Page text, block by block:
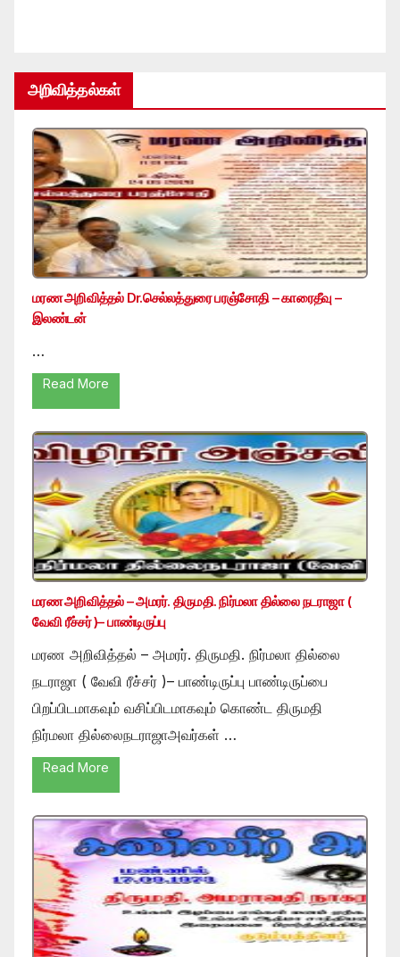
அறிவித்தல்கள்
மரண அறிவித்தல் Dr.செல்லத்துரை பரஞ்சோதி – காரைதீவு –
இலண்டன்
…
Read More
மரண அறிவித்தல் – அமரர். திருமதி. நிர்மலா தில்லை நடராஜா (
வேவி ரீச்சர் )– பாண்டிருப்பு
மரண அறிவித்தல் – அமரர். திருமதி. நிர்மலா தில்லை
நடராஜா ( வேவி ரீச்சர் )– பாண்டிருப்பு பாண்டிருப்பை
பிறப்பிடமாகவும் வசிப்பிடமாகவும் கொண்ட திருமதி
நிர்மலா தில்லைநடராஜாஅவர்கள் …
Read More